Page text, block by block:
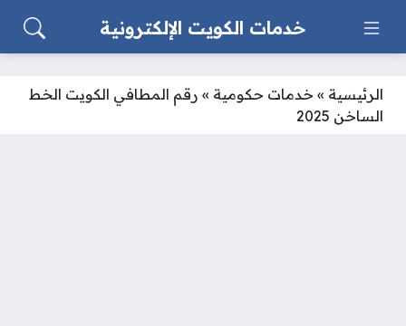
خدمات الكويت الإلكترونية
الرئيسية » خدمات حكومية » رقم المطافي الكويت الخط
الساخن 2025